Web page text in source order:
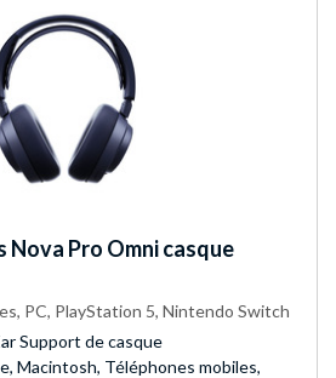
Nova Pro Omni casque
PC, PlayStation 5, Nintendo Switch
Support de casque
Macintosh, Téléphones mobiles,